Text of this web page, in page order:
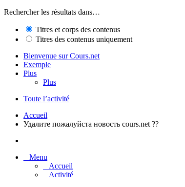
Rechercher les résultats dans…
Titres et corps des contenus
Titres des contenus uniquement
Bienvenue sur Cours.net
Exemple
Plus
Plus
Toute l’activité
Accueil
Удалите пожалуйста новость cours.net ??
Menu
Accueil
Activité